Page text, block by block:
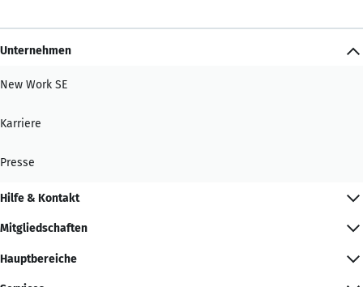
Unternehmen
New Work SE
Karriere
Presse
Hilfe & Kontakt
Mitgliedschaften
Hauptbereiche